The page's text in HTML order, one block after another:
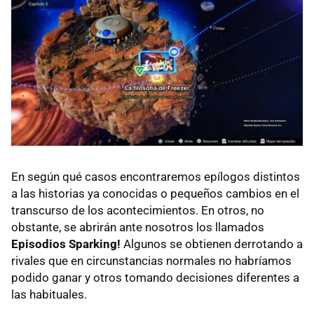
Mucho más que hitos: ¡no pases por alto los regalos
de Zen-Oh!
¿Para qué sirven las Dragon Balls en Sparking! Zero?
En Sparking! Zero puedes crear tus propios
episodios de Dragon Ball
Los agarres secretos de Sparking! Zero
requisitos y consejos
Cómo acertar siempre tu Kame Hame Ha
Presta atención a los diálogos de los menús
La importancia de ir bien vestido y equipado en
Sparking! Zero
Cómo derrotar a Vegeta Ozaru y cualquier personaje
En según qué casos encontraremos epílogos distintos
a las historias ya conocidas o pequeños cambios en el
transcurso de los acontecimientos. En otros, no
obstante, se abrirán ante nosotros los llamados
Episodios Sparking! Algunos se obtienen derrotando a
rivales que en circunstancias normales no habríamos
podido ganar y otros tomando decisiones diferentes a
las habituales.